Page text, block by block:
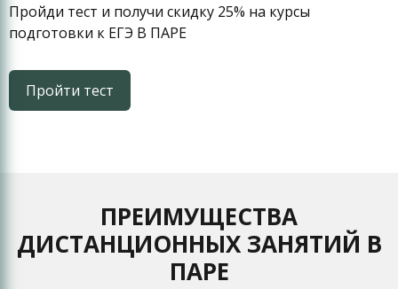
с вами будут заниматься лучшие
преподаватели России;
цены ниже, чем на живых курсах, а
эффективность высокая;
Пройди тест и получи скидку 25% на курсы
подготовки к ЕГЭ В ПАРЕ
Пройти тест
ПРЕИМУЩЕСТВА
ДИСТАНЦИОННЫХ ЗАНЯТИЙ В
ПАРЕ